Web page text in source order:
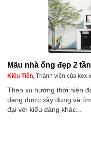
Mẫu nhà ống đẹp 2
Kiều Tiên, Thành viên của
Theo xu hướng thời hiện
đang được xây dựng và
đại với kiểu dáng khác...